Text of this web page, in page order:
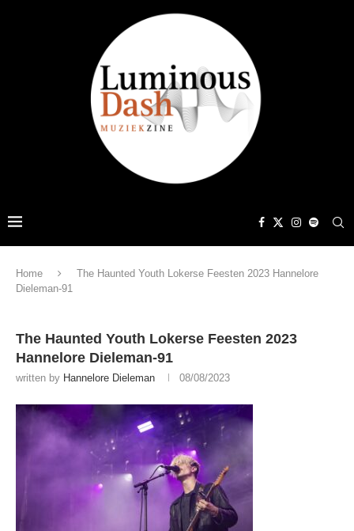
Home
The Haunted Youth Lokerse Feesten 2023 Hannelore
Dieleman-91
The Haunted Youth Lokerse Feesten 2023
Hannelore Dieleman-91
written by Hannelore Dieleman 08/08/2023